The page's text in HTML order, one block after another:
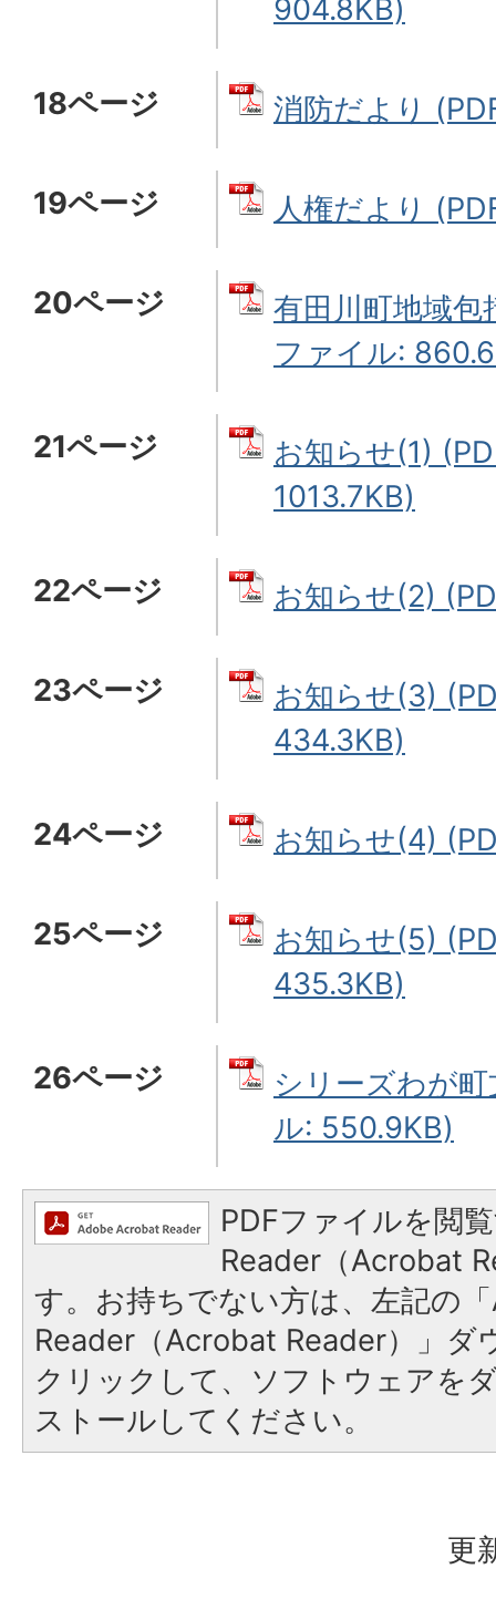
904.8KB)
18ページ 消防だより
19ページ 人権だより
20ページ
有田川町地域包
ファイル:
21ページ
お知らせ(1)
1013.7KB)
22ページ お知らせ(2)
23ページ
お知らせ(3)
434.3KB)
24ページ お知らせ(4)
25ページ
お知らせ(5)
435.3KB)
26ページ
シリーズわが
ル: 550.9KB)
PDFファイルを閲
Reader（Acrobat
す。お持ちでない方は、左記の
Reader（Acrobat Reader）」ダ
クリックして、ソフトウェアを
ストールしてください。
更